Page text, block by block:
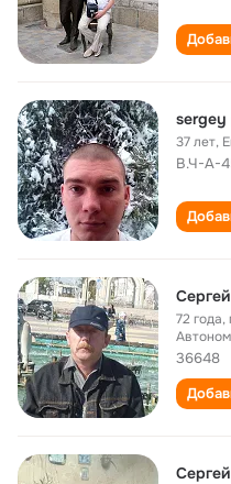
sergey
37 лет,
В.Ч-А-
72 года,
36648